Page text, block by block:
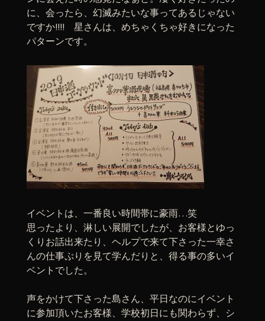
に、会ったら、幻滅みたいな事ってあるじゃない
ですか!!!! 星さんは、めちゃくちゃ好きになった
パターンです。
イベントは、一番良い時間帯に豪雨…笑
思ったより、淋しい展開でしたが、お客様とゆっ
くりお話出来たり、ヘルプで来て下さった一幸さ
んの仕事ぷりを見て学んだりと、得る事の多いイ
ベントでした。
声をかけて下さった島さん、平日なのにイベント
に参加頂いたお客様、学校初日にも関わらず、シ